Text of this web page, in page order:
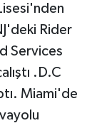
Rider
Services
.D.C
Miami'de